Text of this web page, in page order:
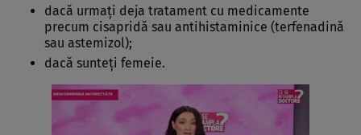
dacă urmaţi deja tratament cu medicamente
precum cisapridă sau antihistaminice (terfenadină
sau astemizol);
dacă sunteţi femeie.